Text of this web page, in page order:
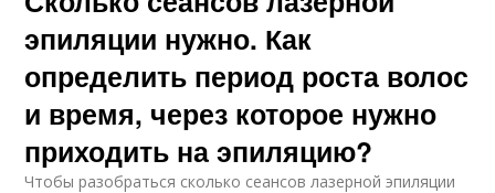
эпиляции нужно. Как
определить период роста волос
и время, через которое нужно
приходить на эпиляцию?
Чтобы разобраться сколько сеансов лазерной эпиляции